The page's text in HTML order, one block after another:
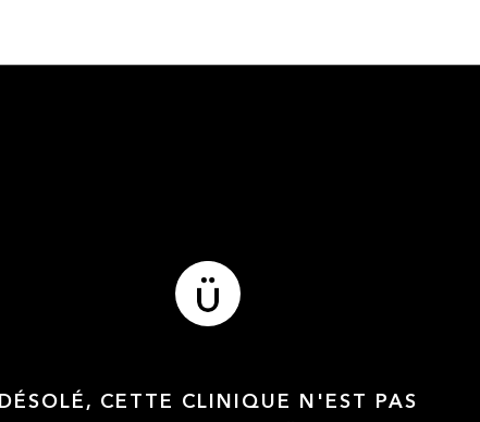
DÉSOLÉ, CETTE CLINIQUE N'EST PAS